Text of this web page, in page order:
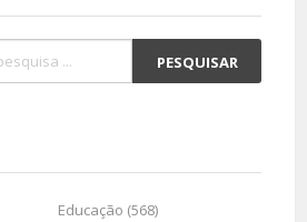
Educação (568)